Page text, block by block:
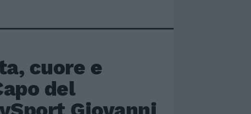
cuore e
del